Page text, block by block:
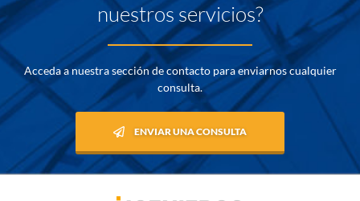
nuestros servicios?
Acceda a nuestra sección de contacto para enviarnos cualquier
consulta.
ENVIAR UNA CONSULTA